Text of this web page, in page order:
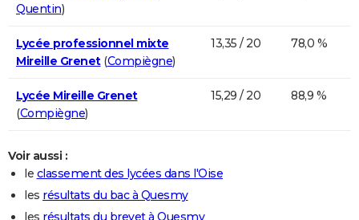
Quentin)
Lycée professionnel mixte
Mireille Grenet(Compiègne)
13,35 / 20 78,0 %
Lycée Mireille Grenet
(Compiègne)
15,29 / 20 88,9 %
Voir aussi :
le classement des lycées dans l'Oise
les résultats du bac à Quesmy
les résultats du brevet à Quesmy